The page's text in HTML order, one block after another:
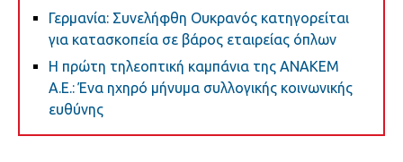
Γερμανία: Συνελήφθη Ουκρανός κατηγορείται
για κατασκοπεία σε βάρος εταιρείας όπλων
Η πρώτη τηλεοπτική καμπάνια της ΑΝΑΚΕΜ
Α.Ε.: Ένα ηχηρό μήνυμα συλλογικής κοινωνικής
ευθύνης